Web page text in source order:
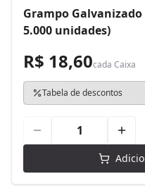
Grampo Galvanizado
5.000 unidades)
R$ 18,60cada Caixa
Tabela de descontos